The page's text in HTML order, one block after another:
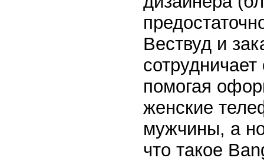
Вествуд и
помогая
женские
мужчины, а
что такое